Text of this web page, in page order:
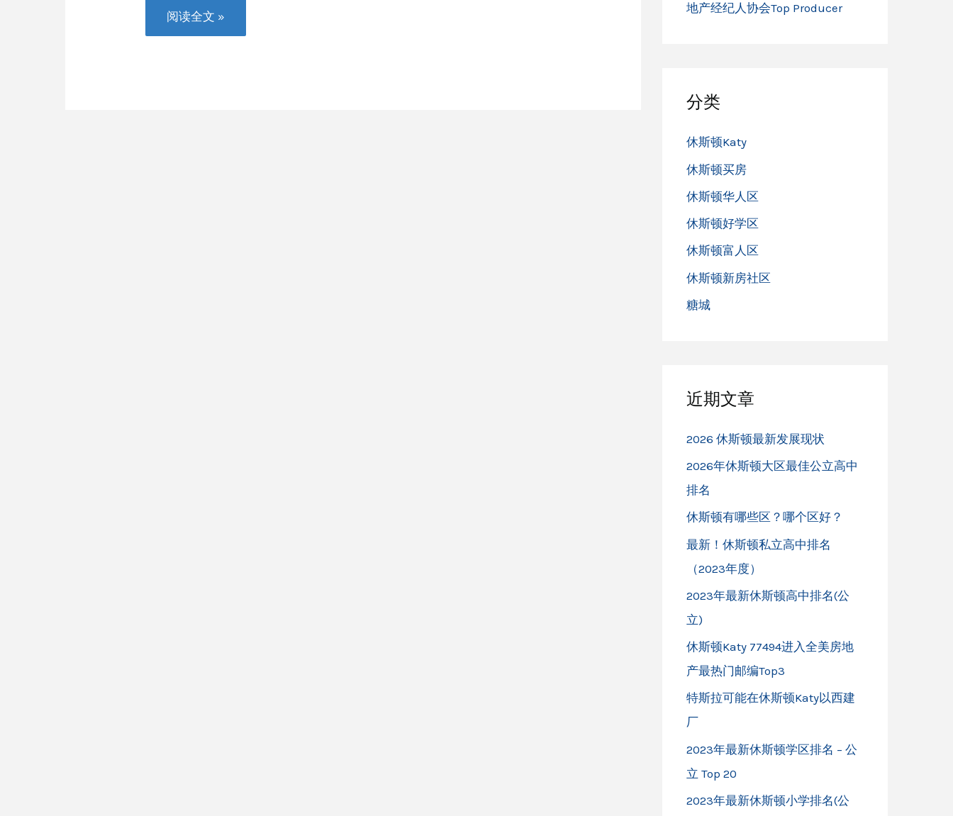
休
斯
顿
阅读全文 »
地产经纪人协会Top Producer
分类
休斯顿Katy
休斯顿买房
休斯顿华人区
休斯顿好学区
休斯顿富人区
休斯顿新房社区
糖城
近期文章
2026 休斯顿最新发展现状
2026年休斯顿大区最佳公立高中
排名
休斯顿有哪些区？哪个区好？
最新！休斯顿私立高中排名
（2023年度）
2023年最新休斯顿高中排名(公
立)
休斯顿Katy 77494进入全美房地
产最热门邮编Top3
特斯拉可能在休斯顿Katy以西建
厂
2023年最新休斯顿学区排名 – 公
立 Top 20
2023年最新休斯顿小学排名(公